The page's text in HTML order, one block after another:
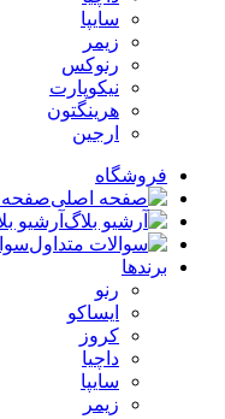
سایپا
زیمر
رنوکس
نیکوپارت
هرینگتون
ارجین
فروشگاه
صفحه
آرشیو
برندها
رنو
ایساکو
کروز
داچیا
سایپا
زیمر